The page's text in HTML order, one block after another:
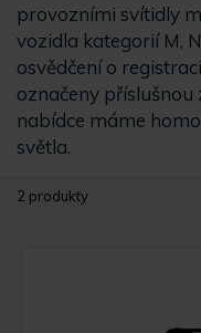
provozními svítidly
vozidla kategorií M,
osvědčení o
označeny příslušnou
nabídce máme
světla.
2 produkty